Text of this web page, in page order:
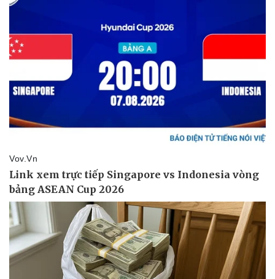
Pháp luật
Vụ án
Tin nóng
Tư vấn luật
Quân sự - Quốc phòng
Việt Nam
Phân tích